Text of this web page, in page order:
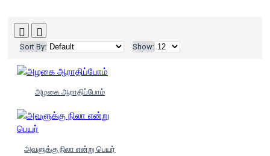
Sort By: Show:
அழகை ஆராதிப்போம்
அவளுக்கு நிலா என்று பெயர்